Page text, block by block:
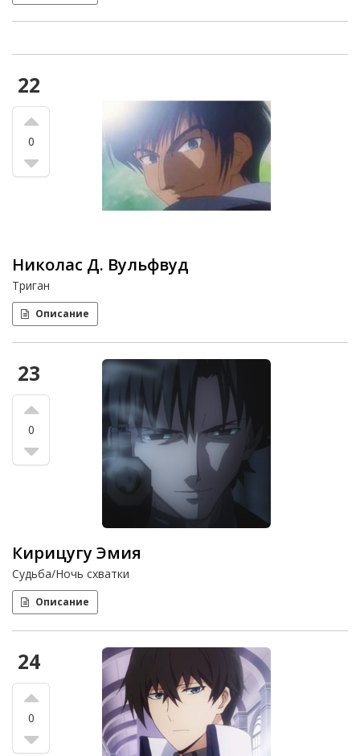
22
0
Николас Д. Вульфвуд
Триган
Описание
23
0
Кирицугу Эмия
Судьба/Ночь схватки
Описание
24
0